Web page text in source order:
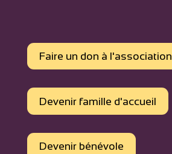
Faire un don à l'association
Devenir famille d'accueil
Devenir bénévole